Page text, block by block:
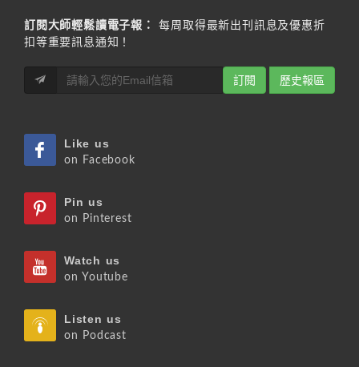
訂閱大師輕鬆讀電子報：
每周取得最新出刊訊息及優惠折
扣等重要訊息通知！
訂閱 歷史報區
Like us
on Facebook
Pin us
on Pinterest
Watch us
on Youtube
Listen us
on Podcast